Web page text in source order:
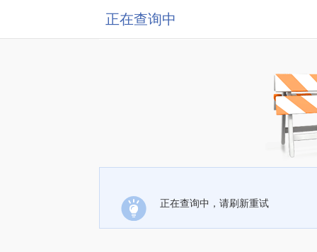
正在查询中
正在查询中，请刷新重试